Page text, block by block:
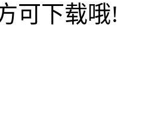
可下载哦!